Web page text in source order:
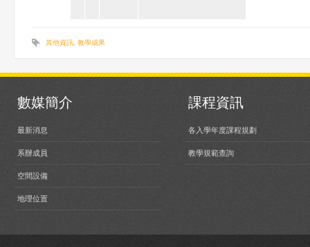
其他資訊 教學成果
數媒簡介
最新消息
系辦成員
空間設備
地理位置
課程資訊
各入學年度課程規劃
教學規範查詢